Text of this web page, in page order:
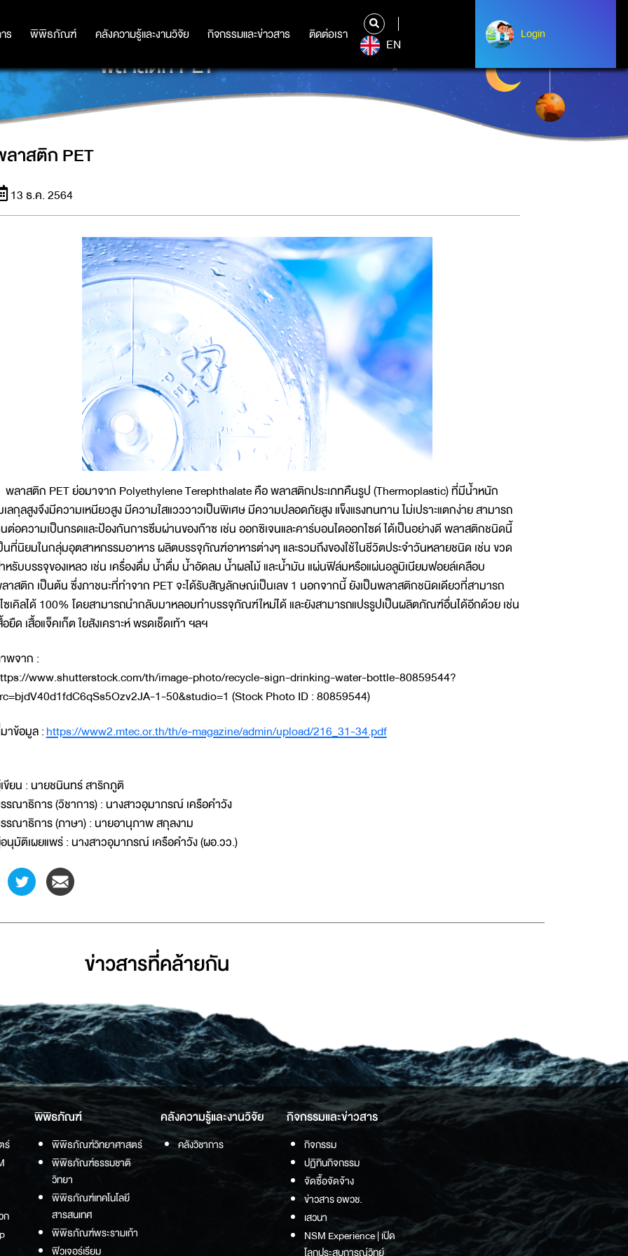
ร พิพิธภัณฑ์ คลังความรู้และงานวิจัย กิจกรรมและข่าวสาร ติดต่อเรา
ร พิพิธภัณฑ์ คลังความรู้และงานวิจัย กิจกรรมและข่าวสาร ติดต่อเรา
EN
Login
Login
พลาสติก PET
าสติก PET
13 ธ.ค. 2564
พลาสติก PET ย่อมาจาก Polyethylene Terephthalate คือ พลาสติกประเภทคืนรูป (Thermoplastic) ที่มีน้ำหนัก
เลกุลสูงจึงมีความเหนียวสูง มีความใสแวววาวเป็นพิเศษ มีความปลอดภัยสูง แข็งแรงทนทาน ไม่เปราะแตกง่าย สามารถ
ต่อความเป็นกรดและป้องกันการซึมผ่านของก๊าซ เช่น ออกซิเจนและคาร์บอนไดออกไซด์ ได้เป็นอย่างดี พลาสติกชนิดนี้
นที่นิยมในกลุ่มอุตสาหกรรมอาหาร ผลิตบรรจุภัณฑ์อาหารต่างๆ และรวมถึงของใช้ในชีวิตประจำวันหลายชนิด เช่น ขวด
หรับบรรจุของเหลว เช่น เครื่องดื่ม น้ำดื่ม น้ำอัดลม น้ำผลไม้ และน้ำมัน แผ่นฟิล์มหรือแผ่นอลูมิเนียมฟอยล์เคลือบ
าสติก เป็นต้น ซึ่งภาชนะที่ทำจาก PET จะได้รับสัญลักษณ์เป็นเลข 1 นอกจากนี้ ยังเป็นพลาสติกชนิดเดียวที่สามารถ
ซเคิลได้ 100% โดยสามารถนำกลับมาหลอมทำบรรจุภัณฑ์ใหม่ได้ และยังสามารถแปรรูปเป็นผลิตภัณฑ์อื่นได้อีกด้วย เช่น
อยืด เสื้อแจ็คเก็ต ใยสังเคราะห์ พรดเช็ดเท้า ฯลฯ
พจาก :
www.shutterstock.com/th/image-photo/recycle-sign-drinking-water-bottle-80859544?
1-50&studio=1 (Stock Photo ID : 80859544)
าข้อมูล :https://www2.mtec.or.th/th/e-magazine/admin/upload/216_31-34.pdf
ขียน : นายชนินทร์ สาริกภูติ
รณาธิการ (วิชาการ) : นางสาวอุมาภรณ์ เครือคำวัง
รณาธิการ (ภาษา) : นายอานุภาพ สกุลงาม
นุมัติเผยแพร่ : นางสาวอุมาภรณ์ เครือคำวัง (ผอ.วว.)
ข่าวสารที่่คล้ายกัน
ร์
ก
พิพิธภัณฑ์
พิพิธภัณฑ์วิทยาศาสตร์
พิพิธภัณฑ์ธรรมชาติ
วิทยา
พิพิธภัณฑ์เทคโนโลยี
สารสนเทศ
พิพิธภัณฑ์พระรามเก้า
ฟิวเจอร์เรียม
คลังความรู้และงานวิจัย
คลังวิชาการ
กิจกรรมและข่าวสาร
กิจกรรม
ปฏิทินกิจกรรม
จัดซื้อจัดจ้าง
ข่าวสาร อพวช.
เสวนา
NSM Experience | เปิด
โลกประสบการณ์วิทย์